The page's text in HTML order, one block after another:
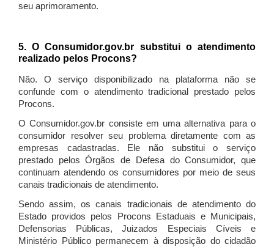
seu aprimoramento.
5. O Consumidor.gov.br substitui o atendimento
realizado pelos Procons?
Não. O serviço disponibilizado na plataforma não se
confunde com o atendimento tradicional prestado pelos
Procons.
O Consumidor.gov.br consiste em uma alternativa para o
consumidor resolver seu problema diretamente com as
empresas cadastradas. Ele não substitui o serviço
prestado pelos Órgãos de Defesa do Consumidor, que
continuam atendendo os consumidores por meio de seus
canais tradicionais de atendimento.
Sendo assim, os canais tradicionais de atendimento do
Estado providos pelos Procons Estaduais e Municipais,
Defensorias Públicas, Juizados Especiais Cíveis e
Ministério Público permanecem à disposição do cidadão